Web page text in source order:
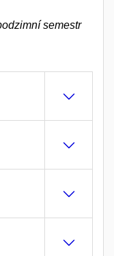
semestr